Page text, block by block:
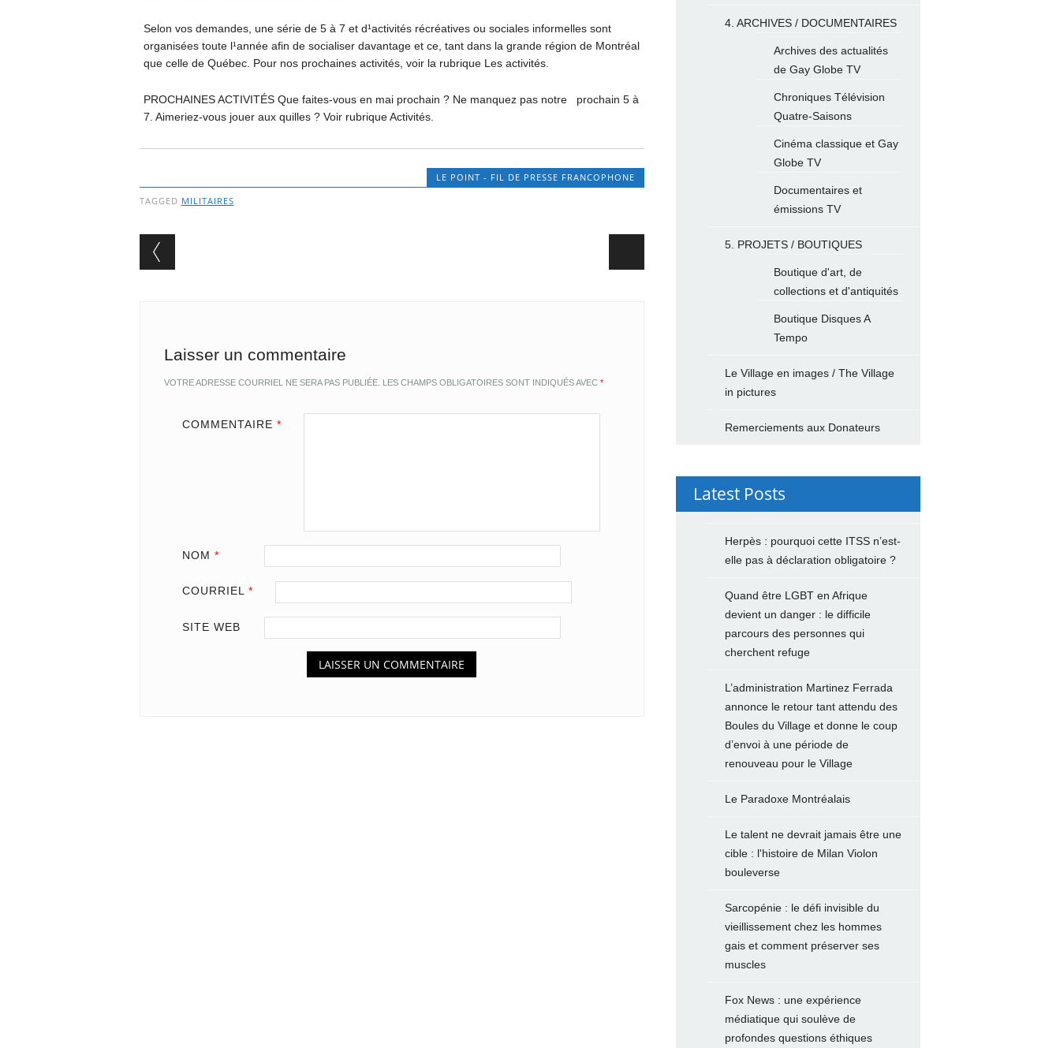
Selon vos demandes, une série de 5 à 7 et d¹activités récréatives ou sociales informelles sont
organisées toute l¹année afin de socialiser davantage et ce, tant dans la grande région de Montréal
que celle de Québec. Pour nos prochaines activités, voir la rubrique Les activités.
PROCHAINES ACTIVITÉS Que faites-vous en mai prochain ? Ne manquez pas notre prochain 5 à
7. Aimeriez-vous jouer aux quilles ? Voir rubrique Activités.
LE POINT - FIL DE PRESSE FRANCOPHONE
TAGGED MILITAIRES
Post navigation
Laisser un commentaire
VOTRE ADRESSE COURRIEL NE SERA PAS PUBLIÉE. LES CHAMPS OBLIGATOIRES SONT INDIQUÉS AVEC *
COMMENTAIRE *
NOM *
COURRIEL *
SITE WEB
4. ARCHIVES / DOCUMENTAIRES
Archives des actualités
de Gay Globe TV
Chroniques Télévision
Quatre-Saisons
Cinéma classique et Gay
Globe TV
Documentaires et
émissions TV
5. PROJETS / BOUTIQUES
Boutique d'art, de
collections et d'antiquités
Boutique Disques A
Tempo
Le Village en images / The Village
in pictures
Remerciements aux Donateurs
Latest Posts
Herpès : pourquoi cette ITSS n’est-
elle pas à déclaration obligatoire ?
Quand être LGBT en Afrique
devient un danger : le difficile
parcours des personnes qui
cherchent refuge
L’administration Martinez Ferrada
annonce le retour tant attendu des
Boules du Village et donne le coup
d’envoi à une période de
renouveau pour le Village
Le Paradoxe Montréalais
Le talent ne devrait jamais être une
cible : l'histoire de Milan Violon
bouleverse
Sarcopénie : le défi invisible du
vieillissement chez les hommes
gais et comment préserver ses
muscles
Fox News : une expérience
médiatique qui soulève de
profondes questions éthiques